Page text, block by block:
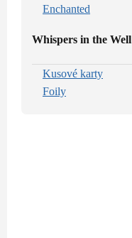
Enchanted
Whispers in the Well
Kusové karty
Foily